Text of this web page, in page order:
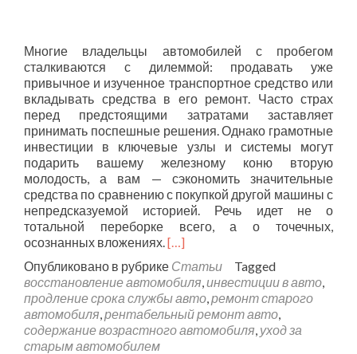
Многие владельцы автомобилей с пробегом
сталкиваются с дилеммой: продавать уже
привычное и изученное транспортное средство или
вкладывать средства в его ремонт. Часто страх
перед предстоящими затратами заставляет
принимать поспешные решения. Однако грамотные
инвестиции в ключевые узлы и системы могут
подарить вашему железному коню вторую
молодость, а вам — сэкономить значительные
средства по сравнению с покупкой другой машины с
непредсказуемой историей. Речь идет не о
тотальной переборке всего, а о точечных,
осознанных вложениях.[…]
Опубликовано в рубрике Статьи
Tagged
восстановление автомобиля,инвестиции в авто,
продление срока службы авто,ремонт старого
автомобиля,рентабельный ремонт авто,
содержание возрастного автомобиля, уход за
старым автомобилем